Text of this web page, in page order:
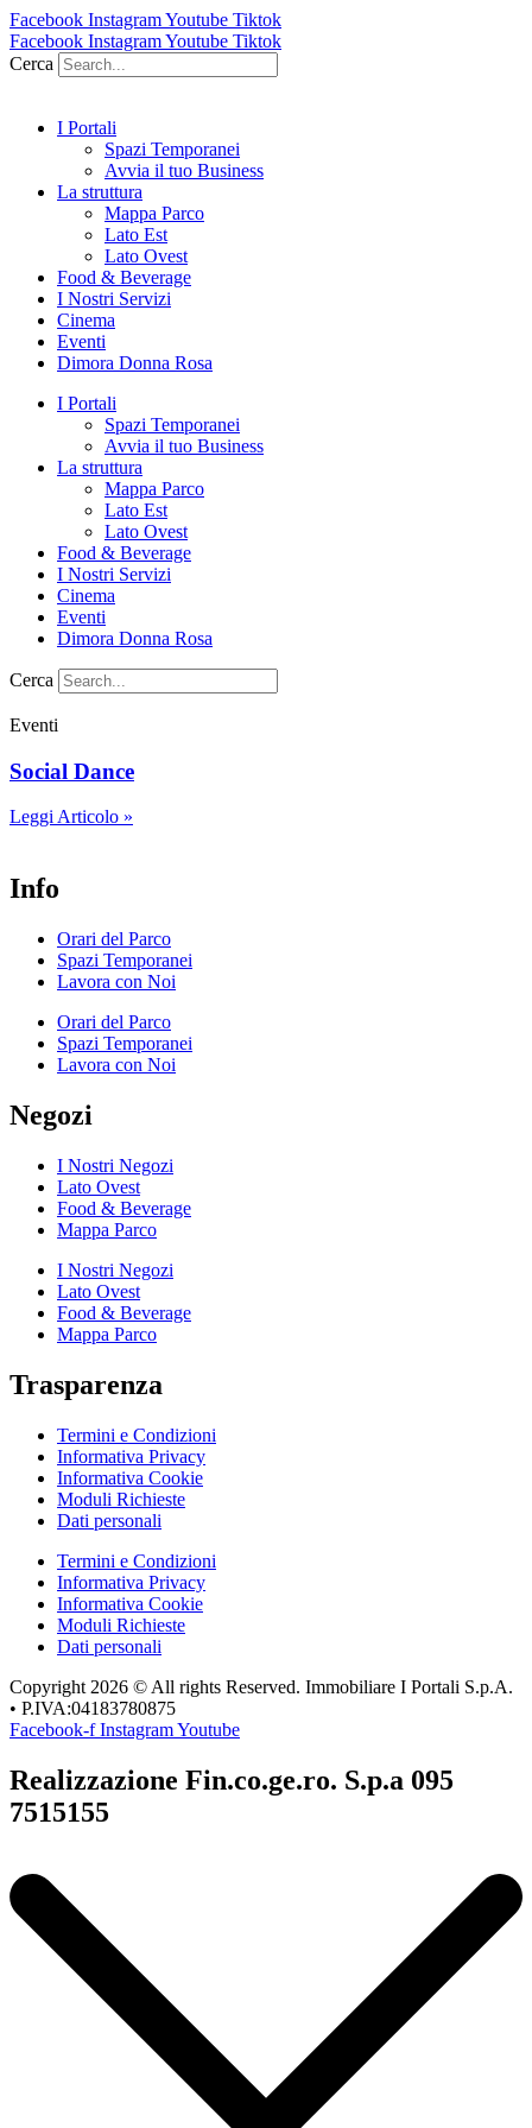
Facebook InstagramYoutube Tiktok
Facebook InstagramYoutube Tiktok
Cerca
I Portali
Spazi Temporanei
Avvia il tuo Business
La struttura
Mappa Parco
Lato Est
Lato Ovest
Food & Beverage
I Nostri Servizi
Cinema
Eventi
Dimora Donna Rosa
I Portali
Spazi Temporanei
Avvia il tuo Business
La struttura
Mappa Parco
Lato Est
Lato Ovest
Food & Beverage
I Nostri Servizi
Cinema
Eventi
Dimora Donna Rosa
Cerca
Eventi
Social Dance
Leggi Articolo »
Info
Orari del Parco
Spazi Temporanei
Lavora con Noi
Orari del Parco
Spazi Temporanei
Lavora con Noi
Negozi
I Nostri Negozi
Lato Ovest
Food & Beverage
Mappa Parco
I Nostri Negozi
Lato Ovest
Food & Beverage
Mappa Parco
Trasparenza
Termini e Condizioni
Informativa Privacy
Informativa Cookie
Moduli Richieste
Dati personali
Termini e Condizioni
Informativa Privacy
Informativa Cookie
Moduli Richieste
Dati personali
Copyright 2026 © All rights Reserved. Immobiliare I Portali S.p.A.
• P.IVA:04183780875
Facebook-f InstagramYoutube
Realizzazione Fin.co.ge.ro. S.p.a 095
7515155